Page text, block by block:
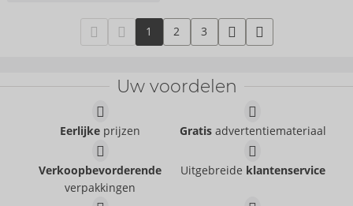
1 2 3
Uw voordelen
Eerlijke prijzen Gratisadvertentiemateriaal
Verkoopbevorderende
verpakkingen
Uitgebreide klantenservice